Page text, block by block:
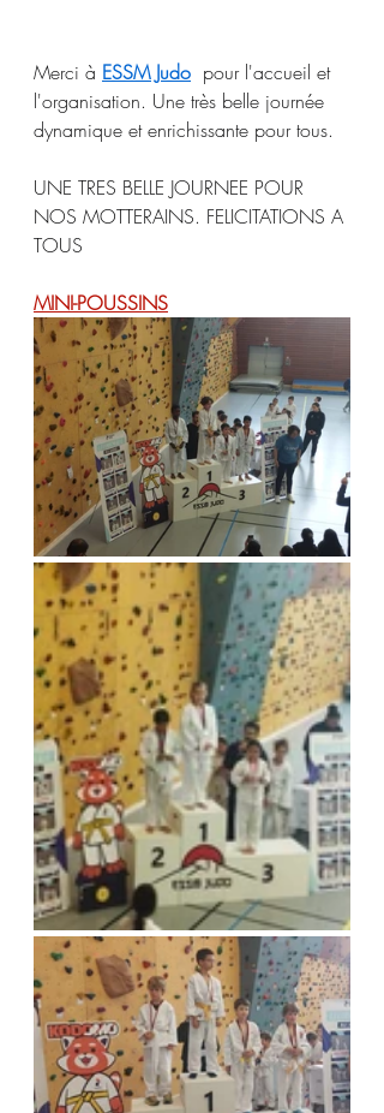
Merci à ESSM Judo pour l'accueil et
l'organisation. Une très belle journée
dynamique et enrichissante pour tous.
UNE TRES BELLE JOURNEE POUR
NOS MOTTERAINS. FELICITATIONS A
TOUS
MINI-POUSSINS